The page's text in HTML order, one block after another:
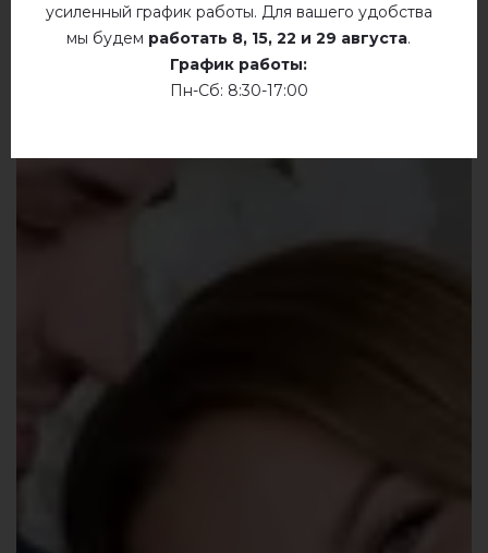
усиленный график работы. Для вашего удобства
мы будем работать 8, 15, 22 и 29 августа.
График работы:
Пн-Сб: 8:30-17:00